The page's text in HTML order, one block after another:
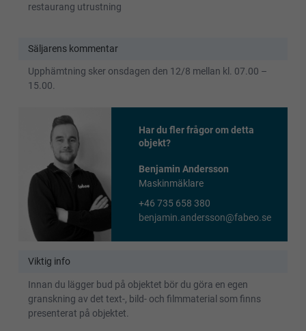
restaurang utrustning
Säljarens kommentar
Upphämtning sker onsdagen den 12/8 mellan kl. 07.00 –
15.00.
Har du fler frågor om detta
objekt?
Benjamin Andersson
Maskinmäklare
+46 735 658 380
benjamin.andersson@fabeo.se
Viktig info
Innan du lägger bud på objektet bör du göra en egen
granskning av det text-, bild- och filmmaterial som finns
presenterat på objektet.